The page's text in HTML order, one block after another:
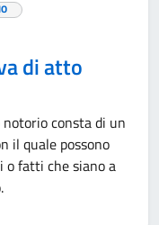
di atto
consta di un
il quale possono
o fatti che siano a